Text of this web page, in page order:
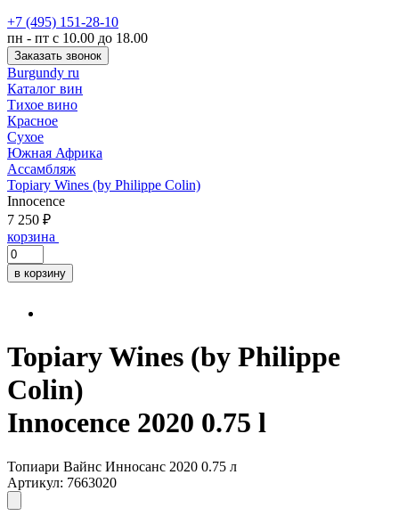
+7 (495) 151-28-10
пн - пт с 10.00 до 18.00
Заказать звонок
Burgundy ru
Каталог вин
Тихое вино
Красное
Сухое
Южная Африка
Ассамбляж
Topiary Wines (by Philippe Colin)
Innocence
7 250 ₽
корзина
в корзину
Topiary Wines (by Philippe
Colin)
Innocence 2020 0.75 l
Топиари Вайнс Инносанс 2020 0.75 л
Артикул: 7663020